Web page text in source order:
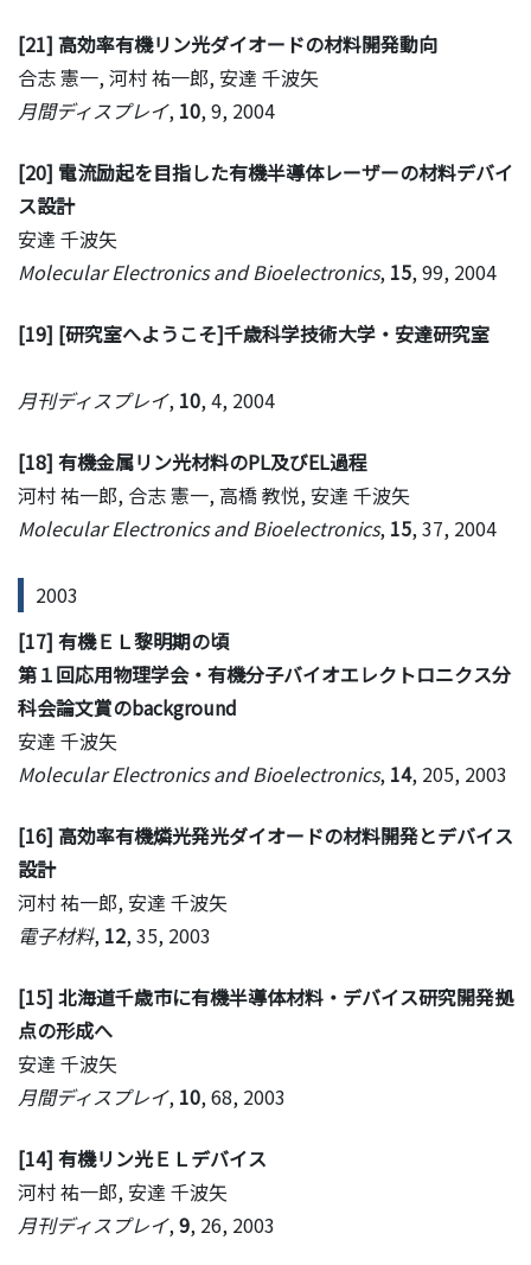
[21] 高効率有機リン光ダイオードの材料開発動向
合志 憲一, 河村 祐一郎, 安達 千波矢
月間ディスプレイ, 10, 9, 2004
[20] 電流励起を目指した有機半導体レーザーの材料デバイ
ス設計
安達 千波矢
Molecular Electronics and Bioelectronics, 15, 99, 2004
[19] [研究室へようこそ]千歳科学技術大学・安達研究室
月刊ディスプレイ, 10, 4, 2004
[18] 有機金属リン光材料のPL及びEL過程
河村 祐一郎, 合志 憲一, 高橋 教悦, 安達 千波矢
Molecular Electronics and Bioelectronics, 15, 37, 2004
2003
[17] 有機ＥＬ黎明期の頃
第１回応用物理学会・有機分子バイオエレクトロニクス分
科会論文賞のbackground
安達 千波矢
Molecular Electronics and Bioelectronics, 14, 205, 2003
[16] 高効率有機燐光発光ダイオードの材料開発とデバイス
設計
河村 祐一郎, 安達 千波矢
電子材料, 12, 35, 2003
[15] 北海道千歳市に有機半導体材料・デバイス研究開発拠
点の形成へ
安達 千波矢
月間ディスプレイ, 10, 68, 2003
[14] 有機リン光ＥＬデバイス
河村 祐一郎, 安達 千波矢
月刊ディスプレイ,9, 26, 2003